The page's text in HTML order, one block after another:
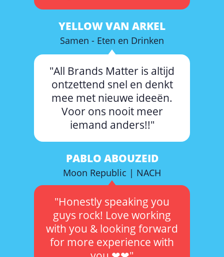
"All Brands Matter is altijd
ontzettend snel en denkt
mee met nieuwe ideeën.
Voor ons nooit meer
iemand anders!!"
YELLOW VAN ARKEL
Samen - Eten en Drinken
"Honestly speaking you
guys rock! Love working
with you & looking forward
for more experience with
PABLO ABOUZEID
Moon Republic | NACH